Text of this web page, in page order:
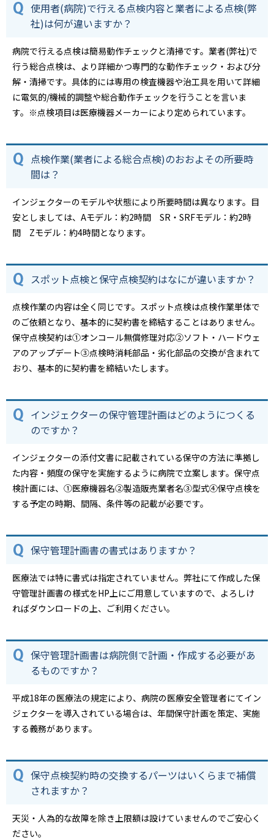
使用者(病院)で行える点検内容と業者による点検(弊
社)は何が違いますか？
病院で行える点検は簡易動作チェックと清掃です。業者(弊社)で
行う総合点検は、より詳細かつ専門的な動作チェック・および分
解・清掃です。具体的には専用の検査機器や治工具を用いて詳細
に電気的/機械的調整や総合動作チェックを行うことを言いま
す。※点検項目は医療機器メーカーにより定められています。
点検作業(業者による総合点検)のおおよその所要時
間は？
インジェクターのモデルや状態により所要時間は異なります。目
安としましては、Aモデル：約2時間 SR・SRFモデル：約2時
間 Zモデル：約4時間となります。
スポット点検と保守点検契約はなにが違いますか？
点検作業の内容は全く同じです。スポット点検は点検作業単体で
のご依頼となり、基本的に契約書を締結することはありません。
保守点検契約は①オンコール無償修理対応②ソフト・ハードウェ
アのアップデート③点検時消耗部品・劣化部品の交換が含まれて
おり、基本的に契約書を締結いたします。
インジェクターの保守管理計画はどのようにつくる
のですか？
インジェクターの添付文書に記載されている保守の方法に準拠し
た内容・頻度の保守を実施するように病院で立案します。保守点
検計画には、①医療機器名②製造販売業者名③型式④保守点検を
する予定の時期、間隔、条件等の記載が必要です。
保守管理計画書の書式はありますか？
医療法では特に書式は指定されていません。弊社にて作成した保
守管理計画書の様式をHP上にご用意していますので、よろしけ
ればダウンロードの上、ご利用ください。
保守管理計画書は病院側で計画・作成する必要があ
るものですか？
平成18年の医療法の規定により、病院の医療安全管理者にてイン
ジェクターを導入されている場合は、年間保守計画を策定、実施
する義務があります。
保守点検契約時の交換するパーツはいくらまで補償
されますか？
天災・人為的な故障を除き上限額は設けていませんのでご安心く
ださい。